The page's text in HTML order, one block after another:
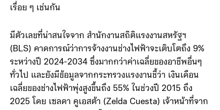
ๆ ทำให้ความต้องการช่างฝีมือ โดยเฉพาะช่างไฟฟ้ามีมากขึ้น
มีตัวเลขที่น่าสนใจจาก สำนักงานสถิติแรงงานสหรัฐฯ
(BLS) คาดการณ์ว่าการจ้างงานช่างไฟฟ้าจะเติบโตถึง 9%
ระหว่างปี 2024-2034 ซึ่งมากกว่าค่าเฉลี่ยของอาชีพอื่นๆ
ทั่วไป และยังมีข้อมูลจากกระทรวงแรงงานชี้ว่า เงินเดือน
เฉลี่ยของช่างไฟฟ้าพุ่งสูงขึ้นถึง 55% ในช่วงปี 2015 ถึง